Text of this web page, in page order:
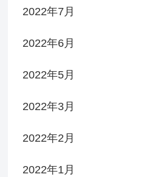
2022年7月
2022年6月
2022年5月
2022年3月
2022年2月
2022年1月